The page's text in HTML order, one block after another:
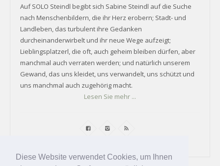
Diese Website verwendet Cookies, um Ihnen
Auf SOLO Steindl begibt sich Sabine Steindl auf die Suche
nach Menschenbildern, die ihr Herz erobern; Stadt- und
Landleben, das turbulent ihre Gedanken
durcheinanderwirbelt und ihr neue Wege aufzeigt;
Lieblingsplatzerl, die oft, auch geheim bleiben dürfen, aber
manchmal auch verraten werden; und natürlich unserem
Gewand, das uns kleidet, uns verwandelt, uns schützt und
uns manchmal auch zugehörig macht.
Lesen Sie mehr ...